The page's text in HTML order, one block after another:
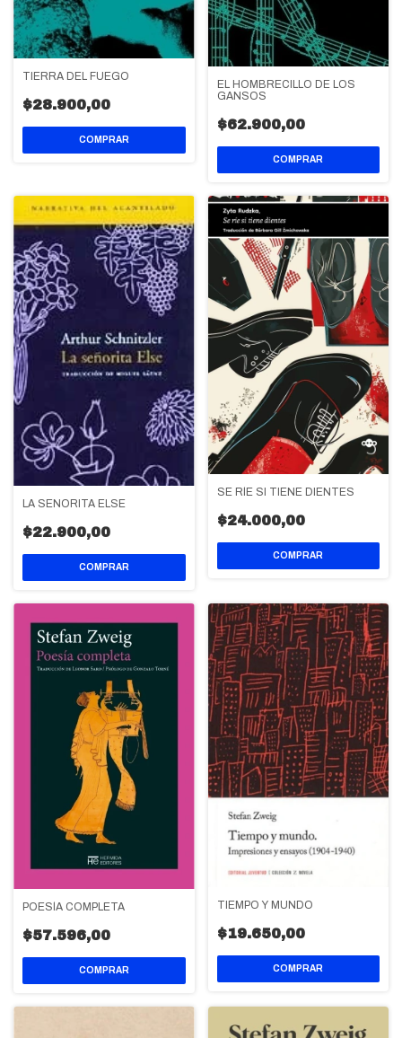
TIERRA DEL FUEGO
$28.900,00
EL HOMBRECILLO DE LOS
GANSOS
$62.900,00
LA SEÑORITA ELSE
$22.900,00
SE RÍE SI TIENE DIENTES
$24.000,00
POESÍA COMPLETA
$57.596,00
TIEMPO Y MUNDO
$19.650,00